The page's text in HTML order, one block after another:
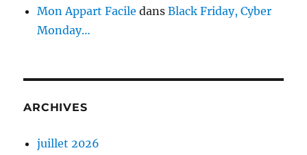
Mon Appart Facile dansBlack Friday, Cyber
Monday…
ARCHIVES
juillet 2026